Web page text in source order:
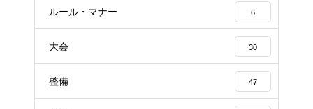
ルール・マナー 6
大会 30
整備 47